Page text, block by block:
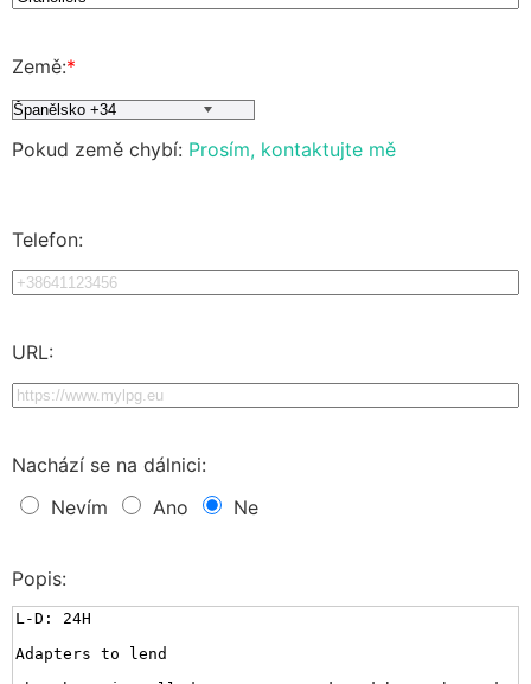
Země:*
Pokud země chybí: Prosím, kontaktujte mě
Telefon:
URL:
Nachází se na dálnici:
Nevím
Ano Ne
Popis: